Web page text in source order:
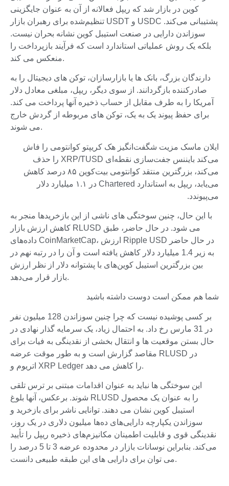
کوین در بازار شد که ریپل فعالانه از آن به عنوان جایگزینی
تنظیم‌شده برای رهبران بازار USDT و USDC پشتیبانی می‌کند.
سوزاندن دارایی در صنعت استیبل کوین نشانه بحران نیست.
بلکه یک روش عملیاتی استاندارد است که فرآیند بازپرداخت را
منعکس می کند.
دارندگان بزرگ، بانک ها یا بازارسازان، توکن های دیجیتال را به
صادرکننده بازگردانند. از سوی دیگر، ریپل، مبلغی معادل دلار
آمریکا را به طرف مقابل از حساب ذخیره آنها پرداخت می کند.
برای حفظ پیوند یک به یک، توکن های مربوطه از گردش خارج
می شوند.
ایلان ماسک مزیت شگفت‌انگیز هک کریپتو کوانتومی را فاش
می‌کند بایننس جفت‌سازی نقطه‌ای XRP/TUSD را حذف
می‌کند، بزرگترین منتقد کوانتومی بیت‌کوین ۸۵ درصد کاهش
می‌یابد، ریپل به استاندارد Chartered در ۱.۱ میلیارد دلار
می‌پیوندد.
با این حال، چنین سوختگی های ناشی از این بازخریدها منجر به
کاهش ارزش بازار RLUSD می شود. در حال حاضر، طبق
داده‌های CoinMarketCap، ارزش Ripple USD در حال حاضر
به زیر 1.4 میلیارد دلار کاهش یافته است و آن را در رتبه نهم در
بین بزرگترین استیبل کوین‌های با پشتوانه دلار از نظر ارزش
بازار قرار می‌دهد.
شما هم ممکن است دوست داشته باشید
بر کسی پوشیده نیست که چرا چنین سوزاندن 128 میلیون نفر
در 31 مارس رخ داد. به احتمال زیاد، یک سرمایه گذار نهادی در
حال بستن موقعیت ها و انتقال بخشی از نقدینگی به فیات برای
مقاصد گزارش است و به طور موقت عرضه RLUSD در
اتریوم و XRP Ledger را کاهش می دهد.
این سوختگی ها نباید به عنوان اقدامات مبتنی بر ترس تلقی
شوند. برعکس، آنها بلوغ RLUSD را به عنوان یک محصول
استیبل کوین نشان می دهند. توانایی ناشر برای بازخرید و
سوزاندن یکپارچه دارایی‌های ده‌ها میلیون دلاری در یک روز،
نقدینگی قوی و قابلیت اطمینان مکانیزم‌های ذخیره ریپل را تأیید
می‌کند. بنابراین نوسانات بازار در محدوده عرضه 3 تا 5 درصد را
می توان برای دارایی های این طبقه طبیعی دانست.